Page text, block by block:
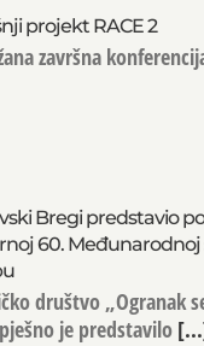
projekt RACE 2
završna
Bregi predstavio
60.
društvo „Ogranak
je predstavilo